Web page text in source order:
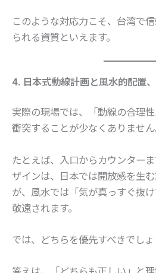
このような対応力こそ、台湾で
られる資質といえます。
4. 日本式動線計画と風水的配置
実際の現場では、「動線の合理
衝突することが少なくありません
たとえば、入口からカウンター
ザインは、日本では開放感を生
が、風水では「気が真っすぐ抜
敬遠されます。
では、どちらを優先すべきでしょ